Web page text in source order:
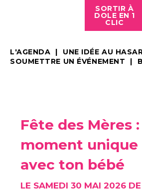
SORTIR À
DOLE EN 1
CLIC
L'AGENDA
UNE IDÉE AU
SOUMETTRE UN ÉVÉNEMENT
Fête des Mères
moment unique
avec ton bébé
LE SAMEDI 30 MAI 2026